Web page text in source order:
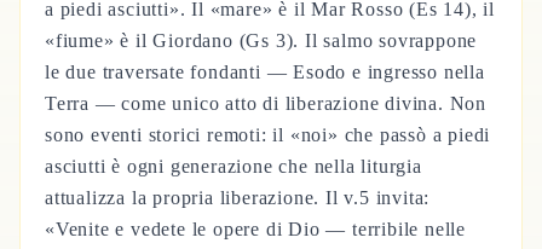
a piedi asciutti». Il «mare» è il Mar Rosso (Es 14), il
«fiume» è il Giordano (Gs 3). Il salmo sovrappone
le due traversate fondanti — Esodo e ingresso nella
Terra — come unico atto di liberazione divina. Non
sono eventi storici remoti: il «noi» che passò a piedi
asciutti è ogni generazione che nella liturgia
attualizza la propria liberazione. Il v.5 invita:
«Venite e vedete le opere di Dio — terribile nelle